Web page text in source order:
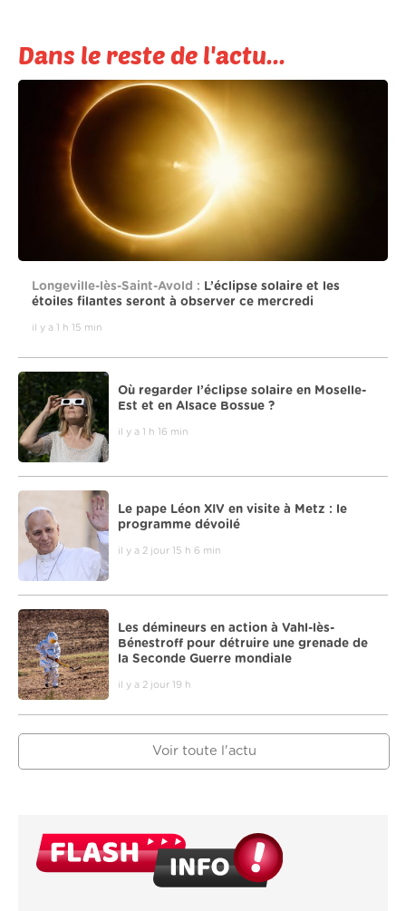
Dans le reste de l'actu...
Longeville-lès-Saint-Avold : L’éclipse solaire et les
étoiles filantes seront à observer ce mercredi
il y a 1 h 15 min
Où regarder l’éclipse solaire en Moselle-
Est et en Alsace Bossue ?
il y a 1 h 16 min
Le pape Léon XIV en visite à Metz : le
programme dévoilé
il y a 2 jour 15 h 6 min
Les démineurs en action à Vahl-lès-
Bénestroff pour détruire une grenade de
la Seconde Guerre mondiale
il y a 2 jour 19 h
Voir toute l'actu